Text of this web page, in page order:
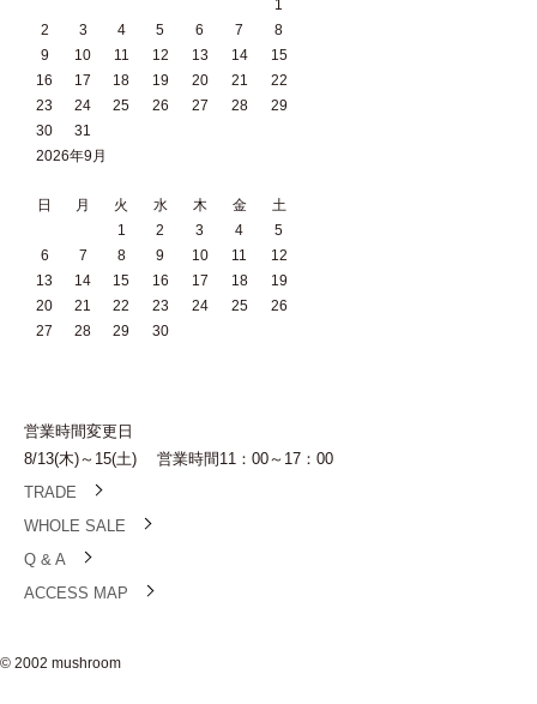
1
2
3 4 5 6 7
8
9
10 11 12 13 14
15
16
17 18 19 20 21
22
23
24 25 26 27 28
29
30
31
2026年9月
日 月 火 水 木 金
土
1
2 3 4
5
6
7 8 9 10 11
12
13
14 15 16 17 18
19
20
21 22 23 24 25
26
27
28 29 30
TRADE
WHOLE SALE
Q & A
ACCESS MAP
営業時間変更日
8/13(木)～15(土) 営業時間11：00～17：00
© 2002 mushroom